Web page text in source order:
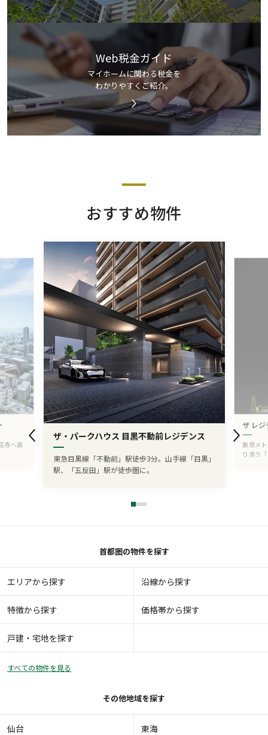
Web税金ガイド
マイホームに関わる税金を
わかりやすくご紹介。
おすすめ物件
寺へ直
ザ・パークハウス 目黒不動前レジデンス
東急目黒線「不動前」駅徒歩3分。山手線「目黒」
駅、「五反田」駅が徒歩圏に。
ザ レジ
東京メ
り添う
首都圏の物件を探す
エリアから探す 沿線から探す
特徴から探す 価格帯から探す
戸建・宅地を探す
すべての物件を見る
その他地域を探す
仙台 東海